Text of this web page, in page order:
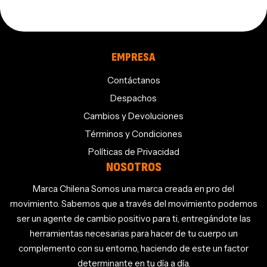
EMPRESA
Contáctanos
Despachos
Cambios y Devoluciones
Términos y Condiciones
Políticas de Privacidad
NOSOTROS
Marca Chilena Somos una marca creada en pro del
movimiento. Sabemos que a través del movimiento podemos
ser un agente de cambio positivo para ti, entregándote las
herramientas necesarias para hacer de tu cuerpo un
complemento con su entorno, haciendo de este un factor
determinante en tu día a día.